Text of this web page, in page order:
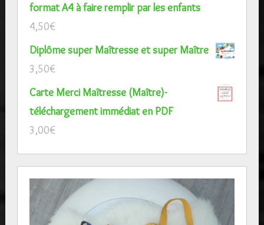
format A4 à faire remplir par les enfants
4,50€
Diplôme super Maîtresse et super Maître
3,50€
Carte Merci Maîtresse (Maître)-
téléchargement immédiat en PDF
3,00€